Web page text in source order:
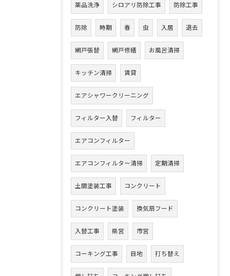
薬品洗浄 シロアリ防除工事 防除工事
防除 時期 春 虫 入居 退去
網戸張替 網戸修繕 お風呂清掃
キッチン清掃 賃貸
エアシャワークリーニング
フィルター入替 フィルター
エアコンフィルター
エアコンフィルター清掃 定期清掃
土間塗装工事 コンクリート
コンクリート塗装 換気扇フード
入替工事 県営 市営
コーキング工事 目地 打ち替え